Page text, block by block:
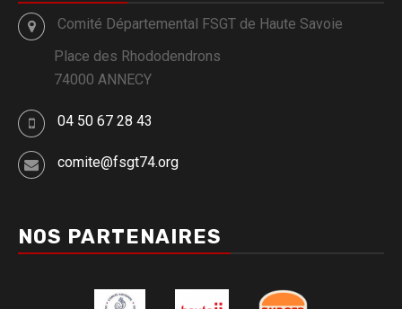
Comité Départemental FSGT de Haute Savoie
Place des Rhododendrons
74000 ANNECY
04 50 67 28 43
comite@fsgt74.org
NOS PARTENAIRES